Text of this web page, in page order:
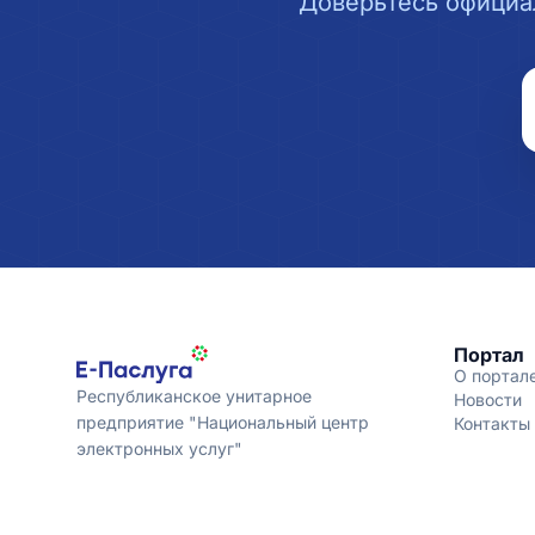
Республиканское унитарное
предприятие "Национальный центр
электронных услуг"
Портал
О
Новости
Контакты